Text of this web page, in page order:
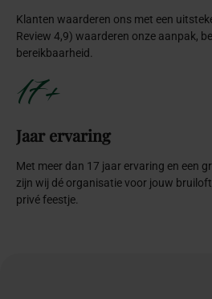
Klanten waarderen ons met een
Review 4,9) waarderen onze aanpak,
bereikbaarheid.
17+
Jaar ervaring
Met meer dan 17 jaar ervaring en een
zijn wij dé organisatie voor jouw
privé feestje.